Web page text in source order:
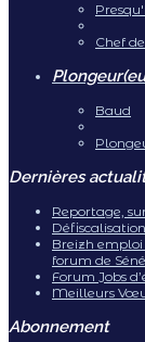
Chef
Baud
Dernières
Reportage,
Breizh
forum de
Forum Jobs
Meilleurs
Abonnement